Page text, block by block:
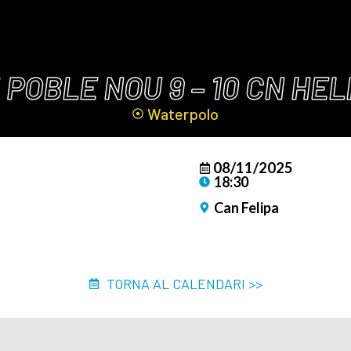
NOU 9 – 10 CN
Waterpolo
08/11/2025
18:30
Can Felipa
TORNA AL CALENDARI >>